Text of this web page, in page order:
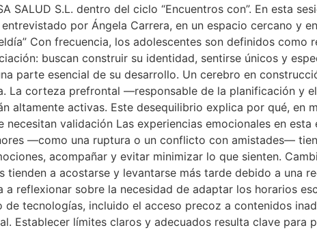
SALUD S.L. dentro del ciclo “Encuentros con”. En esta
por Ángela Carrera, en un espacio cercano y
Con frecuencia, los adolescentes son definidos como
buscan construir su identidad, sentirse únicos y
parte esencial de su desarrollo. Un cerebro en
La corteza prefrontal —responsable de la planificación y
altamente activas. Este desequilibrio explica por qué, en
validación Las experiencias emocionales en
—como una ruptura o un conflicto con amistades—
acompañar y evitar minimizar lo que sienten.
a acostarse y levantarse más tarde debido a una
reflexionar sobre la necesidad de adaptar los horarios
tecnologías, incluido el acceso precoz a contenidos
Establecer límites claros y adecuados resulta clave para